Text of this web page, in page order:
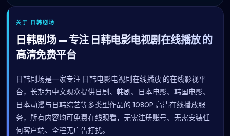
关于 日韩剧场
日韩剧场 — 专注 日韩电影电视剧在线播放 的
高清免费平台
日韩剧场是一家专注 日韩电影电视剧在线播放 的在线影视平
台，长期为中文观众提供日剧、韩剧、日本电影、韩国电影、
日本动漫与日韩综艺等多类型作品的 1080P 高清在线播放服
务，所有内容均可免费在线观看，无需注册账号、无需安装任
何客户端、全程无广告打扰。